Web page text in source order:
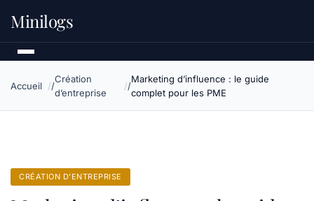
Minilogs
Accueil
Création
d’entreprise
Marketing d’influence : le guide
complet pour les PME
CRÉATION D’ENTREPRISE